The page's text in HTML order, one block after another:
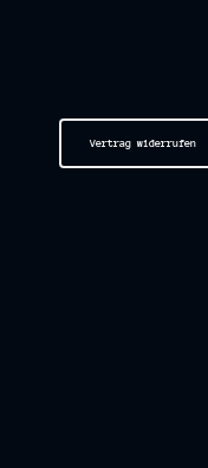
Vertrag widerrufen